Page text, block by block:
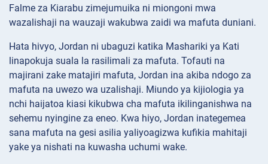
Falme za Kiarabu zimejumuika ni miongoni mwa
wazalishaji na wauzaji wakubwa zaidi wa mafuta duniani.
Hata hivyo, Jordan ni ubaguzi katika Mashariki ya Kati
linapokuja suala la rasilimali za mafuta. Tofauti na
majirani zake matajiri mafuta, Jordan ina akiba ndogo za
mafuta na uwezo wa uzalishaji. Miundo ya kijiologia ya
nchi haijatoa kiasi kikubwa cha mafuta ikilinganishwa na
sehemu nyingine za eneo. Kwa hiyo, Jordan inategemea
sana mafuta na gesi asilia yaliyoagizwa kufikia mahitaji
yake ya nishati na kuwasha uchumi wake.